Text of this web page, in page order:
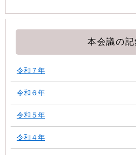
本会議の記
令和７年
令和６年
令和５年
令和４年